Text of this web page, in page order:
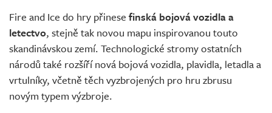
Fire and Ice do hry přinese finská bojová vozidla a
letectvo, stejně tak novou mapu inspirovanou touto
skandinávskou zemí. Technologické stromy ostatních
národů také rozšíří nová bojová vozidla, plavidla, letadla a
vrtulníky, včetně těch vyzbrojených pro hru zbrusu
novým typem výzbroje.